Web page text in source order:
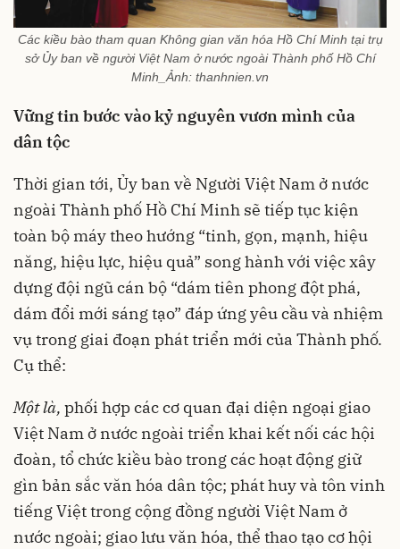
Các kiều bào tham quan Không gian văn hóa Hồ Chí Minh tại trụ
sở Ủy ban về người Việt Nam ở nước ngoài Thành phố Hồ Chí
Minh_Ảnh: thanhnien.vn
Vững tin bước vào kỷ nguyên vươn mình của
dân tộc
Thời gian tới, Ủy ban về Người Việt Nam ở nước
ngoài Thành phố Hồ Chí Minh sẽ tiếp tục kiện
toàn bộ máy theo hướng “tinh, gọn, mạnh, hiệu
năng, hiệu lực, hiệu quả” song hành với việc xây
dựng đội ngũ cán bộ “dám tiên phong đột phá,
dám đổi mới sáng tạo” đáp ứng yêu cầu và nhiệm
vụ trong giai đoạn phát triển mới của Thành phố.
Cụ thể:
Một là, phối hợp các cơ quan đại diện ngoại giao
Việt Nam ở nước ngoài triển khai kết nối các hội
đoàn, tổ chức kiều bào trong các hoạt động giữ
gìn bản sắc văn hóa dân tộc; phát huy và tôn vinh
tiếng Việt trong cộng đồng người Việt Nam ở
nước ngoài; giao lưu văn hóa, thể thao tạo cơ hội